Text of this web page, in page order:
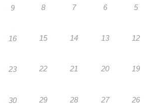
5
6
7
8
9
12
13
14
15
16
19
20
21
22
23
26
27
28
29
30